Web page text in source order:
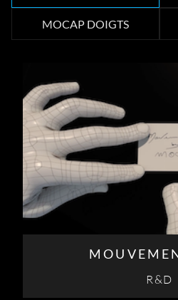
MOCAP DOIGTS
R&D